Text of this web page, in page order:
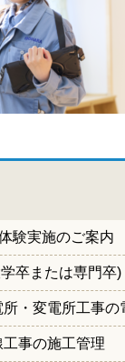
験実施のご案内
卒または専門卒)
所・変電所工事
工事の施工管理